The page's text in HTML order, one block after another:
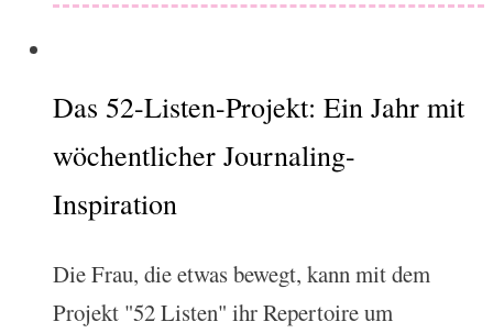
Das 52-Listen-Projekt: Ein Jahr mit
wöchentlicher Journaling-
Inspiration
Die Frau, die etwas bewegt, kann mit dem
Projekt "52 Listen" ihr Repertoire um